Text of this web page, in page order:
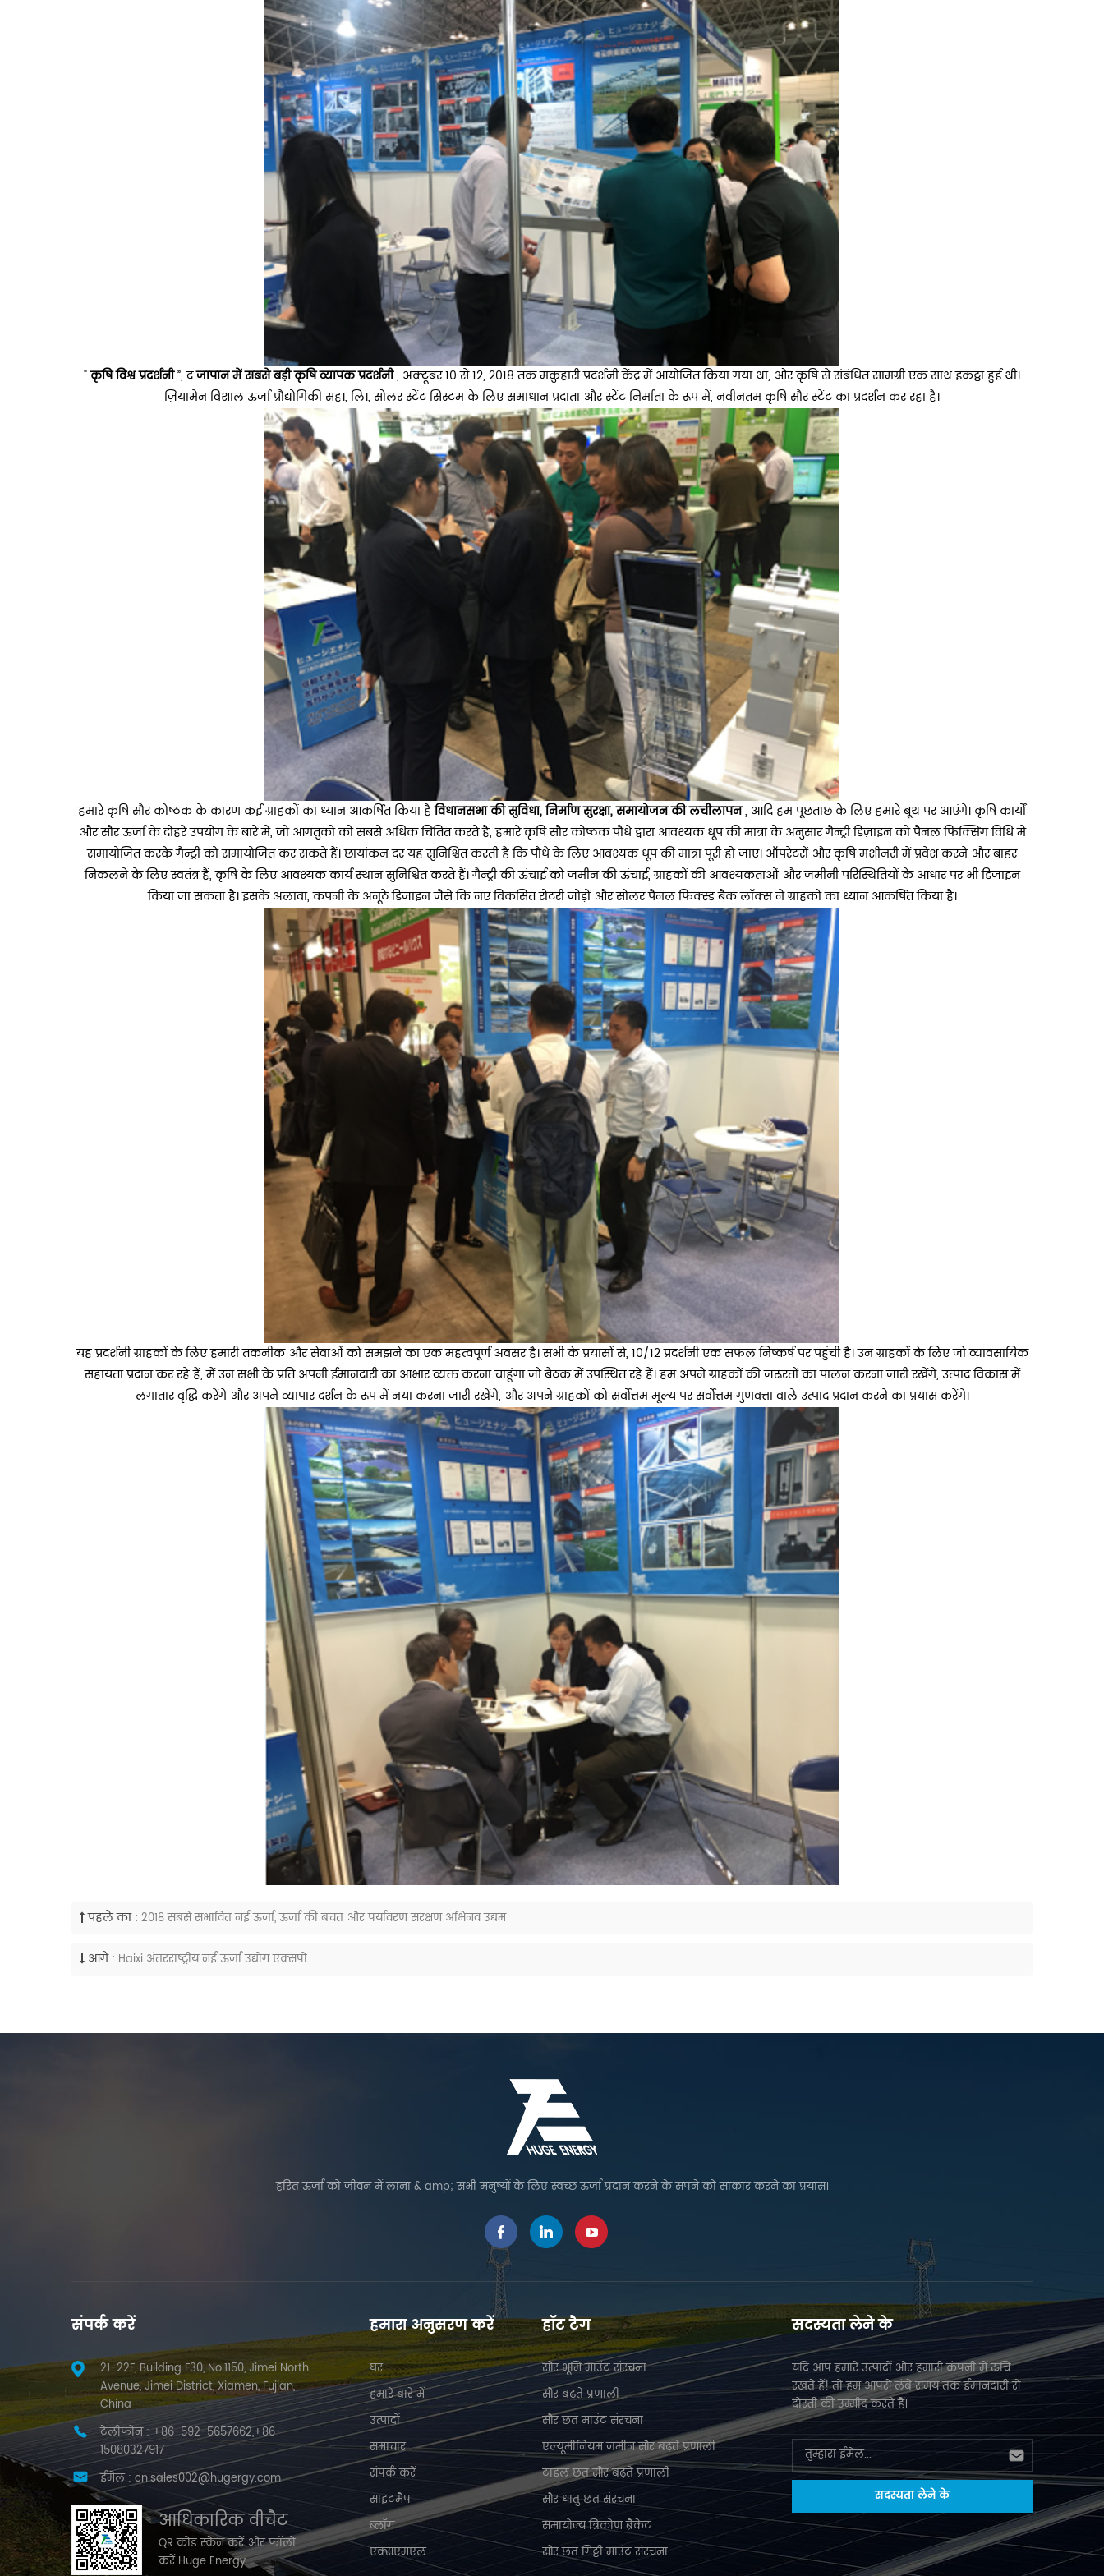
"कृषि विश्व प्रदर्शनी”, दजापान में सबसे बड़ी कृषि व्यापक प्रदर्शनी, अक्टूबर 10 से 12, 2018 तक मकुहारी प्रदर्शनी केंद्र में आयोजित किया गया था, और कृषि से संबंधित सामग्री एक साथ इकट्ठा हुई थी।
ज़ियामेन विशाल ऊर्जा प्रौद्योगिकी सह।, लि।, सोलर स्टेंट सिस्टम के लिए समाधान प्रदाता और स्टेंट निर्माता के रूप में, नवीनतम कृषि सौर स्टेंट का प्रदर्शन कर रहा है।
हमारे कृषि सौर कोष्ठक के कारण कई ग्राहकों का ध्यान आकर्षित किया हैविधानसभा की सुविधा, निर्माण सुरक्षा, समायोजन की लचीलापन, आदि हम पूछताछ के लिए हमारे बूथ पर आएंगे। कृषि कार्यों
और सौर ऊर्जा के दोहरे उपयोग के बारे में, जो आगंतुकों को सबसे अधिक चिंतित करते हैं, हमारे कृषि सौर कोष्ठक पौधे द्वारा आवश्यक धूप की मात्रा के अनुसार गैन्ट्री डिज़ाइन को पैनल फिक्सिंग विधि में
समायोजित करके गैन्ट्री को समायोजित कर सकते हैं। छायांकन दर यह सुनिश्चित करती है कि पौधे के लिए आवश्यक धूप की मात्रा पूरी हो जाए। ऑपरेटरों और कृषि मशीनरी में प्रवेश करने और बाहर
निकलने के लिए स्वतंत्र हैं, कृषि के लिए आवश्यक कार्य स्थान सुनिश्चित करते हैं। गैन्ट्री की ऊंचाई को जमीन की ऊंचाई, ग्राहकों की आवश्यकताओं और जमीनी परिस्थितियों के आधार पर भी डिजाइन
किया जा सकता है। इसके अलावा, कंपनी के अनूठे डिजाइन जैसे कि नए विकसित रोटरी जोड़ों और सोलर पैनल फिक्स्ड बैक लॉक्स ने ग्राहकों का ध्यान आकर्षित किया है।
यह प्रदर्शनी ग्राहकों के लिए हमारी तकनीक और सेवाओं को समझने का एक महत्वपूर्ण अवसर है। सभी के प्रयासों से, 10/12 प्रदर्शनी एक सफल निष्कर्ष पर पहुंची है। उन ग्राहकों के लिए जो व्यावसायिक
सहायता प्रदान कर रहे हैं, मैं उन सभी के प्रति अपनी ईमानदारी का आभार व्यक्त करना चाहूंगा जो बैठक में उपस्थित रहे हैं। हम अपने ग्राहकों की जरूरतों का पालन करना जारी रखेंगे, उत्पाद विकास में
लगातार वृद्धि करेंगे और अपने व्यापार दर्शन के रूप में नया करना जारी रखेंगे, और अपने ग्राहकों को सर्वोत्तम मूल्य पर सर्वोत्तम गुणवत्ता वाले उत्पाद प्रदान करने का प्रयास करेंगे।
पहले का : 2018 सबसे संभावित नई ऊर्जा, ऊर्जा की बचत और पर्यावरण संरक्षण अभिनव उद्यम
आगे : Haixi अंतरराष्ट्रीय नई ऊर्जा उद्योग एक्सपो
हरित ऊर्जा को जीवन में लाना & amp; सभी मनुष्यों के लिए स्वच्छ ऊर्जा प्रदान करने के सपने को साकार करने का प्रयास।
संपर्क करें
21-22F, Building F30, No.1150, Jimei North
Avenue, Jimei District, Xiamen, Fujian,
China
टेलीफोन : +86-592-5657662,+86-
15080327917
ईमेल : cn.sales002@hugergy.com
आधिकारिक वीचैट
QR कोड स्कैन करें और फॉलो
करें Huge Energy
हमारा अनुसरण करें
घर
हमारे बारे में
उत्पादों
समाचार
संपर्क करें
साइटमैप
ब्लॉग
एक्सएमएल
हॉट टैग
सौर भूमि माउंट संरचना
सौर बढ़ते प्रणाली
सौर छत माउंट संरचना
एल्यूमीनियम जमीन सौर बढ़ते प्रणाली
टाइल छत सौर बढ़ते प्रणाली
सौर धातु छत संरचना
समायोज्य त्रिकोण ब्रैकेट
सौर छत गिट्टी माउंट संरचना
सदस्यता लेने के
यदि आप हमारे उत्पादों और हमारी कंपनी में रुचि
रखते हैं! तो हम आपसे लंबे समय तक ईमानदारी से
दोस्ती की उम्मीद करते हैं।